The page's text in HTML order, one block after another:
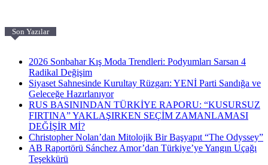
Son Yazılar
2026 Sonbahar Kış Moda Trendleri: Podyumları Sarsan 4
Radikal Değişim
Siyaset Sahnesinde Kurultay Rüzgarı: YENİ Parti Sandığa ve
Geleceğe Hazırlanıyor
RUS BASININDAN TÜRKİYE RAPORU: “KUSURSUZ
FIRTINA” YAKLAŞIRKEN SEÇİM ZAMANLAMASI
DEĞİŞİR Mİ?
Christopher Nolan’dan Mitolojik Bir Başyapıt “The Odyssey”
AB Raportörü Sánchez Amor’dan Türkiye’ye Yangın Uçağı
Teşekkürü